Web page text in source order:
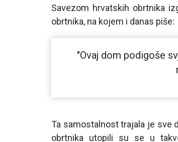
Savezom hrvatskih obrtnika
obrtnika, na kojem i danas piše:
"Ovaj dom podigoše
Ta samostalnost trajala je sve
obrtnika utopili su se u